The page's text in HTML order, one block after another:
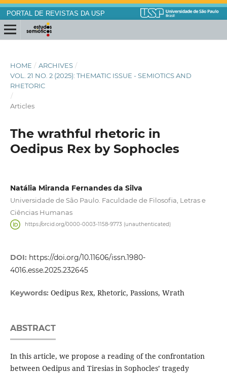
PORTAL DE REVISTAS DA USP
HOME / ARCHIVES /
VOL. 21 NO. 2 (2025): THEMATIC ISSUE - SEMIOTICS AND
RHETORIC
/
Articles
The wrathful rhetoric in
Oedipus Rex by Sophocles
Natália Miranda Fernandes da Silva
Universidade de São Paulo. Faculdade de Filosofia, Letras e
Ciências Humanas
https://orcid.org/0000-0003-1158-9773 (unauthenticated)
DOI: https://doi.org/10.11606/issn.1980-
4016.esse.2025.232645
Keywords: Oedipus Rex, Rhetoric, Passions, Wrath
ABSTRACT
In this article, we propose a reading of the confrontation
between Oedipus and Tiresias in Sophocles’ tragedy